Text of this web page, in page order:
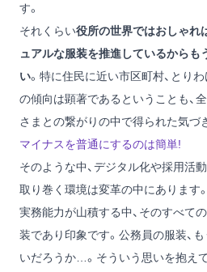
す。
それくらい役所の世界ではおしゃれ
ュアルな服装を推進しているからも
い。特に住民に近い市区町村、とり
の傾向は顕著であるということも、
さまとの繋がりの中で得られた気づ
マイナスを普通にするのは簡単!
そのような中、デジタル化や採用活
取り巻く環境は変革の中にあります
実務能力が山積する中、そのすべて
装であり印象です。公務員の服装、
いだろうか…。そういう思いを抱え